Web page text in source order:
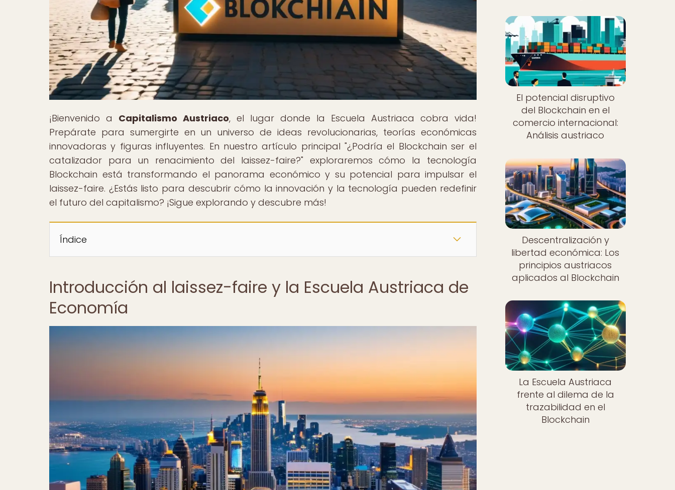
¡Bienvenido a Capitalismo Austriaco, el lugar donde la Escuela Austriaca cobra vida!
Prepárate para sumergirte en un universo de ideas revolucionarias, teorías económicas
innovadoras y figuras influyentes. En nuestro artículo principal "¿Podría el Blockchain ser el
catalizador para un renacimiento del laissez-faire?" exploraremos cómo la tecnología
Blockchain está transformando el panorama económico y su potencial para impulsar el
laissez-faire. ¿Estás listo para descubrir cómo la innovación y la tecnología pueden redefinir
el futuro del capitalismo? ¡Sigue explorando y descubre más!
Índice
Introducción al laissez-faire y la Escuela Austriaca de
Economía
El potencial disruptivo
del Blockchain en el
comercio internacional:
Análisis austriaco
Descentralización y
libertad económica: Los
principios austriacos
aplicados al Blockchain
La Escuela Austriaca
frente al dilema de la
trazabilidad en el
Blockchain